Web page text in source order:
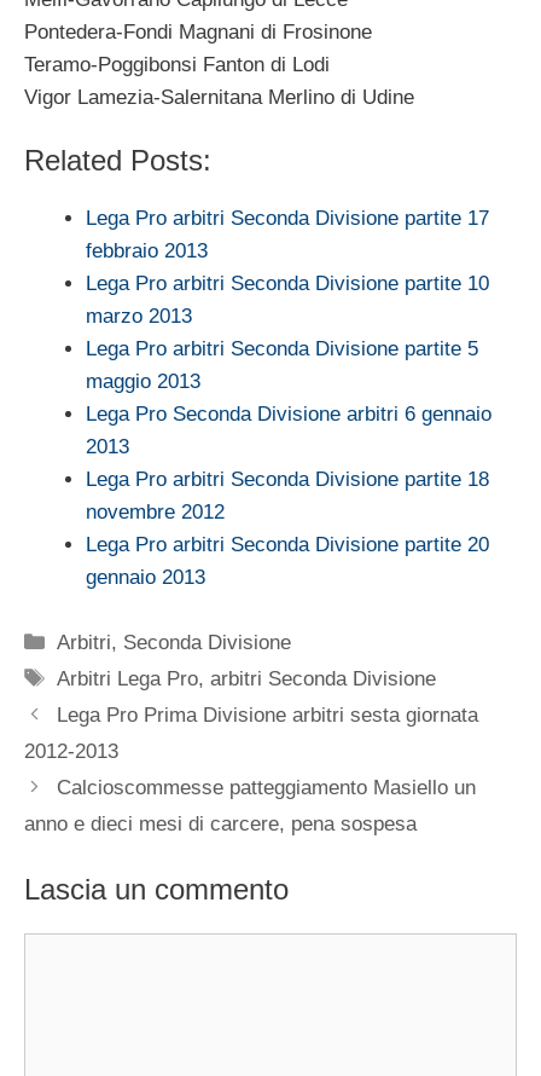
Pontedera-Fondi Magnani di Frosinone
Teramo-Poggibonsi Fanton di Lodi
Vigor Lamezia-Salernitana Merlino di Udine
Related Posts:
Lega Pro arbitri Seconda Divisione partite 17
febbraio 2013
Lega Pro arbitri Seconda Divisione partite 10
marzo 2013
Lega Pro arbitri Seconda Divisione partite 5
maggio 2013
Lega Pro Seconda Divisione arbitri 6 gennaio
2013
Lega Pro arbitri Seconda Divisione partite 18
novembre 2012
Lega Pro arbitri Seconda Divisione partite 20
gennaio 2013
Categorie
Arbitri, Seconda Divisione
Tag
Arbitri Lega Pro,arbitri Seconda Divisione
Lega Pro Prima Divisione arbitri sesta giornata
2012-2013
Calcioscommesse patteggiamento Masiello un
anno e dieci mesi di carcere, pena sospesa
Lascia un commento